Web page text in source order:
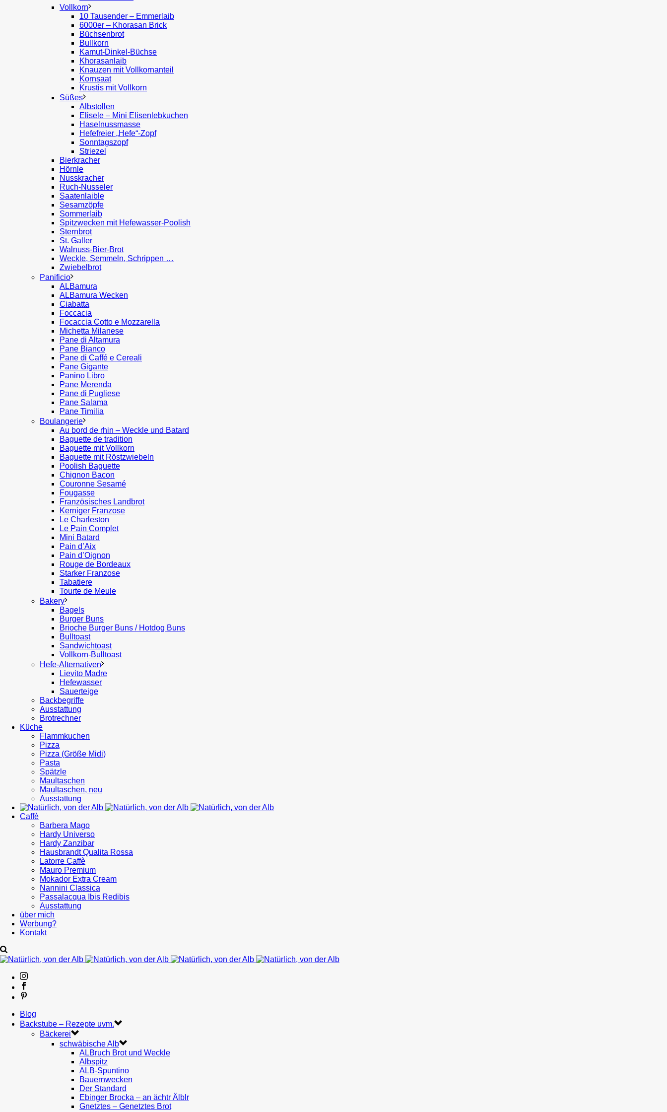
Vollkorn
10 Tausender – Emmerlaib
6000er – Khorasan Brick
Büchsenbrot
Bullkorn
Kamut-Dinkel-Büchse
Khorasanlaib
Knauzen mit Vollkornanteil
Kornsaat
Krustis mit Vollkorn
Süßes
Albstollen
Elisele – Mini Elisenlebkuchen
Haselnussmasse
Hefefreier „Hefe“-Zopf
Sonntagszopf
Striezel
Bierkracher
Hörnle
Nusskracher
Ruch-Nusseler
Saatenlaible
Sesamzöpfe
Sommerlaib
Spitzwecken mit Hefewasser-Poolish
Sternbrot
St. Galler
Walnuss-Bier-Brot
Weckle, Semmeln, Schrippen …
Zwiebelbrot
Panificio
ALBamura
ALBamura Wecken
Ciabatta
Foccacia
Focaccia Cotto e Mozzarella
Michetta Milanese
Pane di Altamura
Pane Bianco
Pane di Caffé e Cereali
Pane Gigante
Panino Libro
Pane Merenda
Pane di Pugliese
Pane Salama
Pane Timilia
Boulangerie
Au bord de rhin – Weckle und Batard
Baguette de tradition
Baguette mit Vollkorn
Baguette mit Röstzwiebeln
Poolish Baguette
Chignon Bacon
Couronne Sesamé
Fougasse
Französisches Landbrot
Kerniger Franzose
Le Charleston
Le Pain Complet
Mini Batard
Pain d’Aix
Pain d’Oignon
Rouge de Bordeaux
Starker Franzose
Tabatiere
Tourte de Meule
Bakery
Bagels
Burger Buns
Brioche Burger Buns / Hotdog Buns
Bulltoast
Sandwichtoast
Vollkorn-Bulltoast
Hefe-Alternativen
Lievito Madre
Hefewasser
Sauerteige
Backbegriffe
Ausstattung
Brotrechner
Küche
Flammkuchen
Pizza
Pizza (Größe Midi)
Pasta
Spätzle
Maultaschen
Maultaschen, neu
Ausstattung
Caffè
Barbera Mago
Hardy Universo
Hardy Zanzibar
Hausbrandt Qualita Rossa
Latorre Caffè
Mauro Premium
Mokador Extra Cream
Nannini Classica
Passalacqua Ibis Redibis
Ausstattung
über mich
Werbung?
Kontakt
Blog
Backstube – Rezepte uvm.
Bäckerei
schwäbische Alb
ALBruch Brot und Weckle
Albspitz
ALB-Spuntino
Bauernwecken
Der Standard
Ebinger Brocka – an ächtr Älblr
Gnetztes – Genetztes Brot